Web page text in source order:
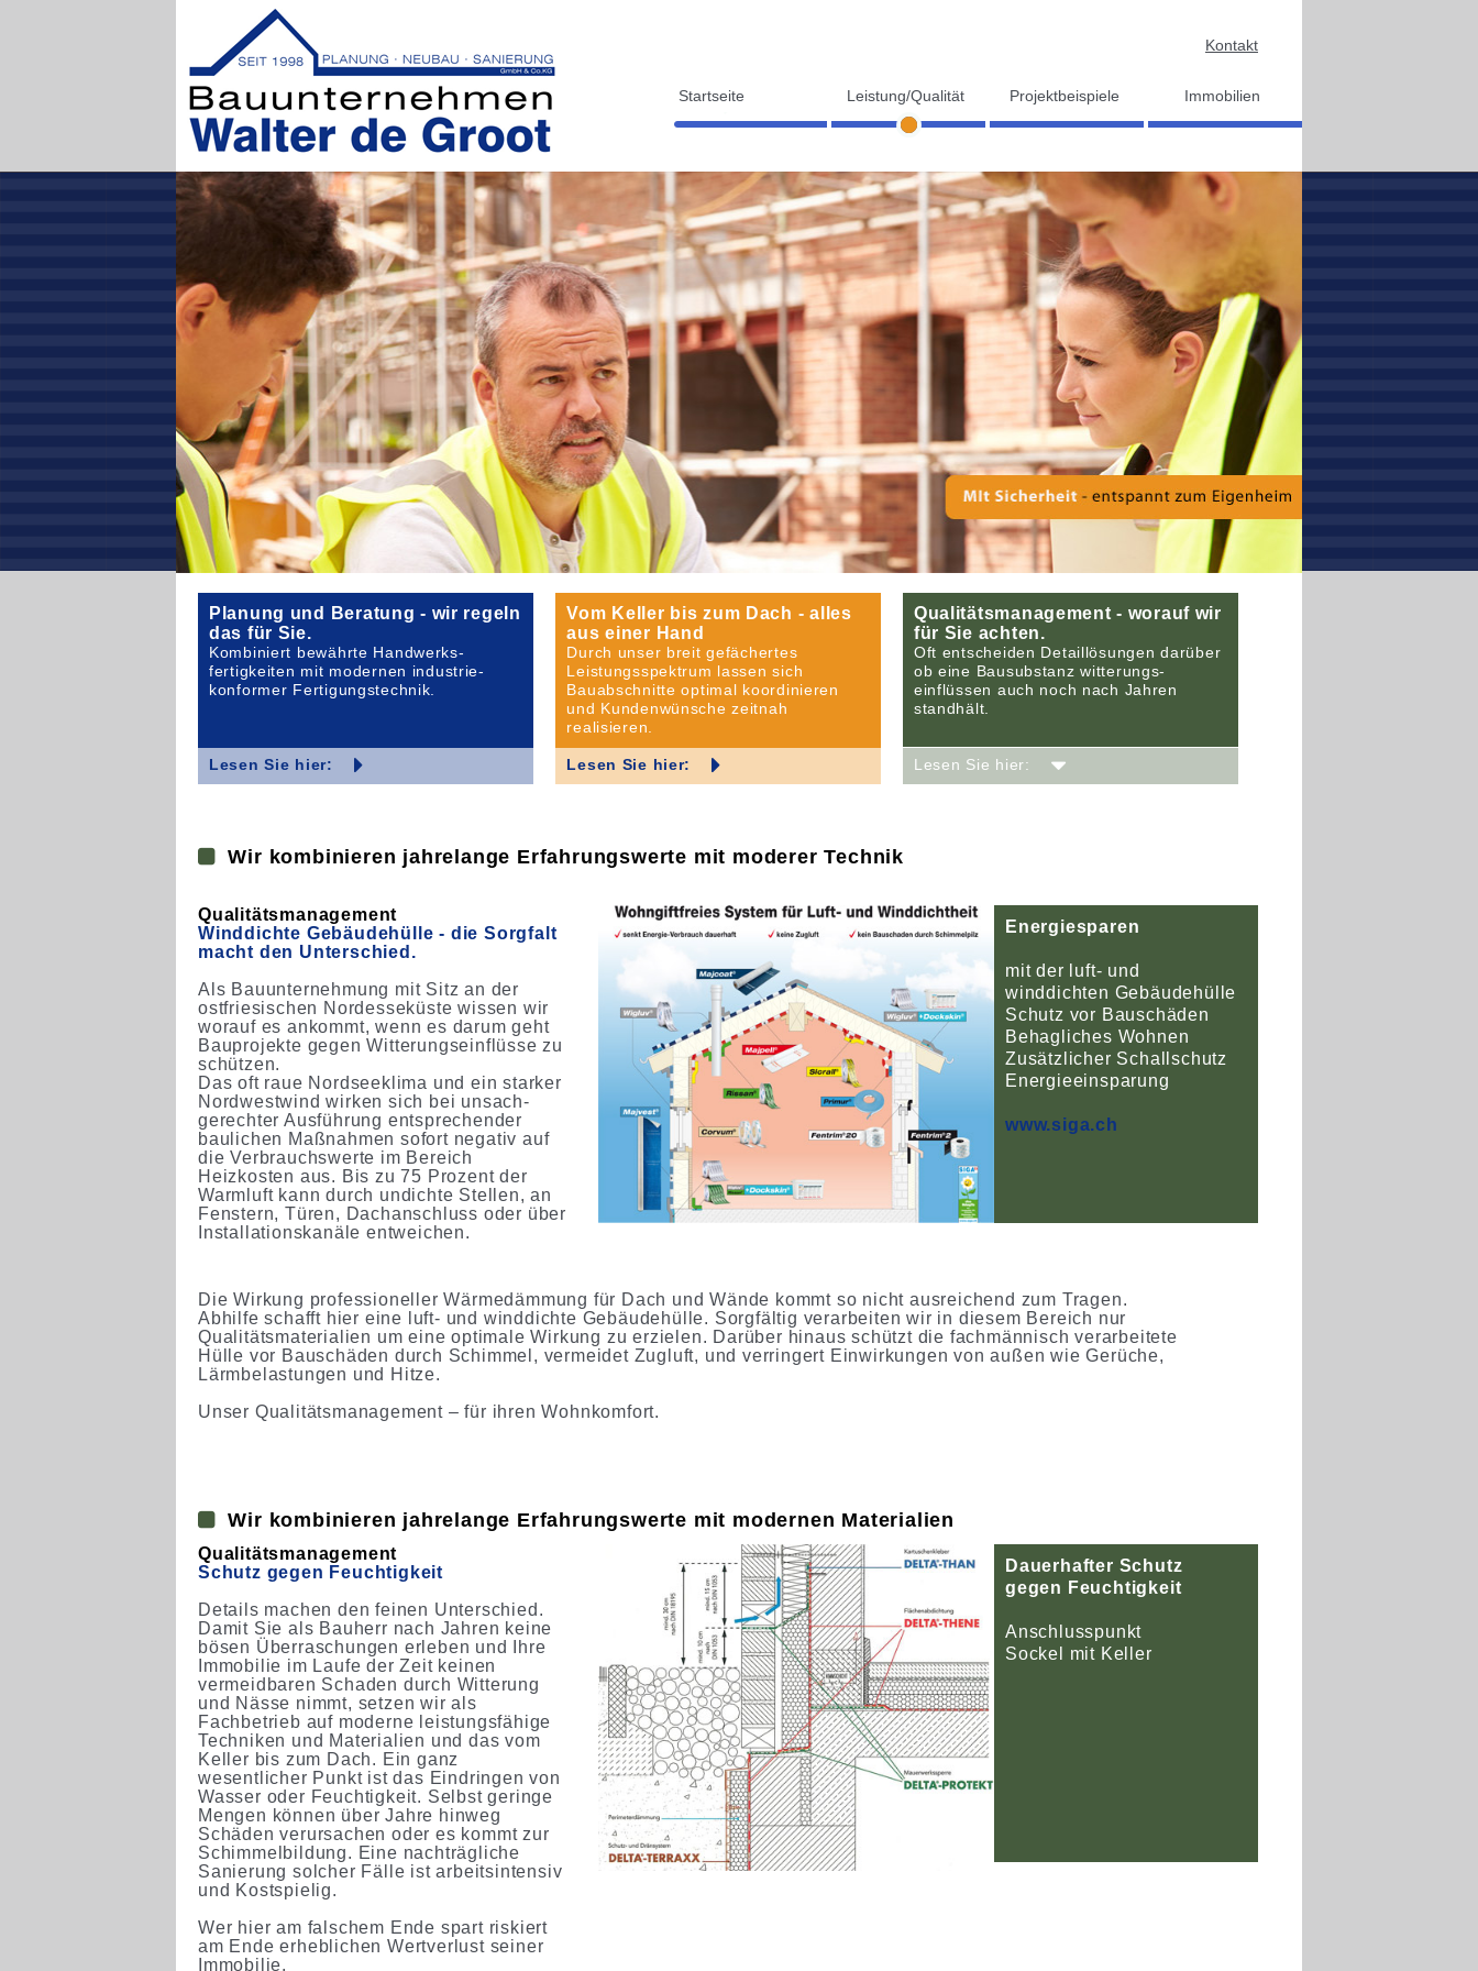
Kontakt
Startseite Leistung/Qualität Projektbeispiele Immobilien
Planung und Beratung - wir regeln
das für Sie.
Kombiniert bewährte Handwerks-
fertigkeiten mit modernen industrie-
konformer Fertigungstechnik.
Vom Keller bis zum Dach - alles
aus einer Hand
Durch unser breit gefächertes
Leistungsspektrum lassen sich
Bauabschnitte optimal koordinieren
und Kundenwünsche zeitnah
realisieren.
Qualitätsmanagement - worauf wir
für Sie achten.
Oft entscheiden Detaillösungen darüber
ob eine Bausubstanz witterungs-
einflüssen auch noch nach Jahren
standhält.
Lesen Sie hier: Lesen Sie hier: Lesen Sie hier:
Wir kombinieren jahrelange Erfahrungswerte mit moderer Technik
Qualitätsmanagement
Winddichte Gebäudehülle - die Sorgfalt
macht den Unterschied.
Als Bauunternehmung mit Sitz an der
ostfriesischen Nordesseküste wissen wir
worauf es ankommt, wenn es darum geht
Bauprojekte gegen Witterungseinflüsse zu
schützen.
Das oft raue Nordseeklima und ein starker
Nordwestwind wirken sich bei unsach-
gerechter Ausführung entsprechender
baulichen Maßnahmen sofort negativ auf
die Verbrauchswerte im Bereich
Heizkosten aus. Bis zu 75 Prozent der
Warmluft kann durch undichte Stellen, an
Fenstern, Türen, Dachanschluss oder über
Installationskanäle entweichen.
Energiesparen
mit der luft- und
winddichten Gebäudehülle
Schutz vor Bauschäden
Behagliches Wohnen
Zusätzlicher Schallschutz
Energieeinsparung
www.siga.ch
Die Wirkung professioneller Wärmedämmung für Dach und Wände kommt so nicht ausreichend zum Tragen.
Abhilfe schafft hier eine luft- und winddichte Gebäudehülle. Sorgfältig verarbeiten wir in diesem Bereich nur
Qualitätsmaterialien um eine optimale Wirkung zu erzielen. Darüber hinaus schützt die fachmännisch verarbeitete
Hülle vor Bauschäden durch Schimmel, vermeidet Zugluft, und verringert Einwirkungen von außen wie Gerüche,
Lärmbelastungen und Hitze.
Unser Qualitätsmanagement – für ihren Wohnkomfort.
Wir kombinieren jahrelange Erfahrungswerte mit modernen Materialien
Qualitätsmanagement
Schutz gegen Feuchtigkeit
Details machen den feinen Unterschied.
Damit Sie als Bauherr nach Jahren keine
bösen Überraschungen erleben und Ihre
Immobilie im Laufe der Zeit keinen
vermeidbaren Schaden durch Witterung
und Nässe nimmt, setzen wir als
Fachbetrieb auf moderne leistungsfähige
Techniken und Materialien und das vom
Keller bis zum Dach. Ein ganz
wesentlicher Punkt ist das Eindringen von
Wasser oder Feuchtigkeit. Selbst geringe
Mengen können über Jahre hinweg
Schäden verursachen oder es kommt zur
Schimmelbildung. Eine nachträgliche
Sanierung solcher Fälle ist arbeitsintensiv
und Kostspielig.
Wer hier am falschem Ende spart riskiert
am Ende erheblichen Wertverlust seiner
Immobilie.
Dauerhafter Schutz
gegen Feuchtigkeit
Anschlusspunkt
Sockel mit Keller